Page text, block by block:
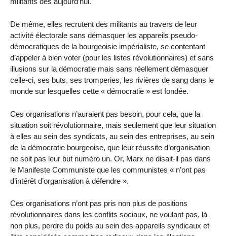
De même, elles recrutent des militants au travers de leur
activité électorale sans démasquer les appareils pseudo-
démocratiques de la bourgeoisie impérialiste, se contentant
d’appeler à bien voter (pour les listes révolutionnaires) et sans
illusions sur la démocratie mais sans réellement démasquer
celle-ci, ses buts, ses tromperies, les rivières de sang dans le
monde sur lesquelles cette « démocratie » est fondée.
Ces organisations n’auraient pas besoin, pour cela, que la
situation soit révolutionnaire, mais seulement que leur situation
à elles au sein des syndicats, au sein des entreprises, au sein
de la démocratie bourgeoise, que leur réussite d’organisation
ne soit pas leur but numéro un. Or, Marx ne disait-il pas dans
le Manifeste Communiste que les communistes « n’ont pas
d’intérêt d’organisation à défendre ».
Ces organisations n’ont pas pris non plus de positions
révolutionnaires dans les conflits sociaux, ne voulant pas, là
non plus, perdre du poids au sein des appareils syndicaux et